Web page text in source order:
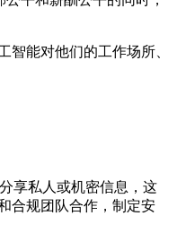
能对他们的工作场所、
享私人或机密信息，这
合规团队合作，制定安